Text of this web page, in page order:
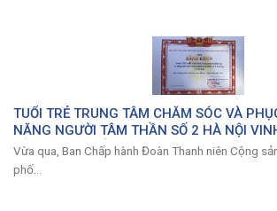
TUỔI TRẺ TRUNG TÂM CHĂM SÓC VÀ
NĂNG NGƯỜI TÂM THẦN SỐ 2 HÀ NỘI
BẰNG KHEN CỦA THÀNH ĐOÀN HÀ NỘI
Vừa qua, Ban Chấp hành Đoàn Thanh niên Cộng
phố...